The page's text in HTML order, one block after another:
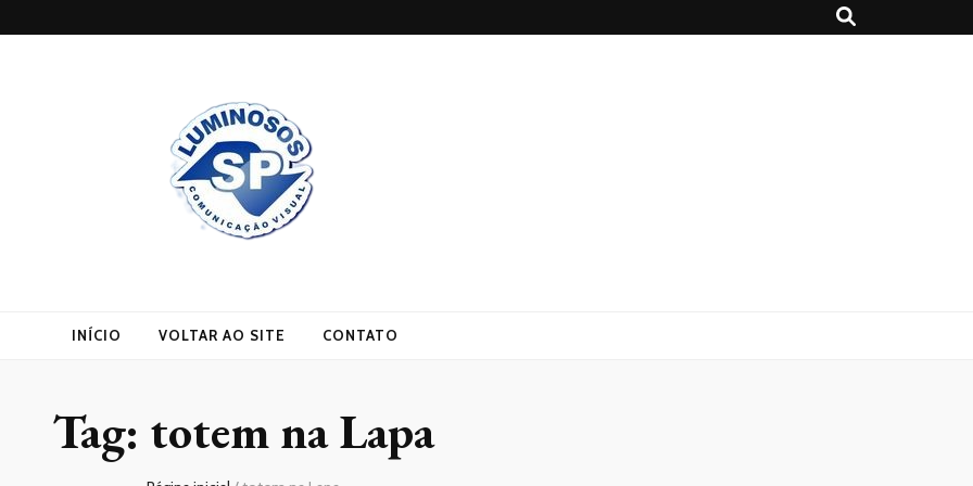
INÍCIO VOLTAR AO SITE CONTATO
Tag: totem na Lapa